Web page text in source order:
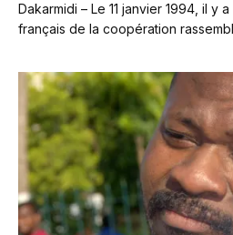
Dakarmidi – Le 11 janvier 1994, il y
français de la coopération